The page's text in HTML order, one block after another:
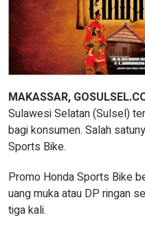
MAKASSAR,
Sulawesi Selatan (Sulsel)
bagi konsumen. Salah
Sports Bike.
Promo Honda Sports Bike
uang muka atau DP ringan
tiga kali.